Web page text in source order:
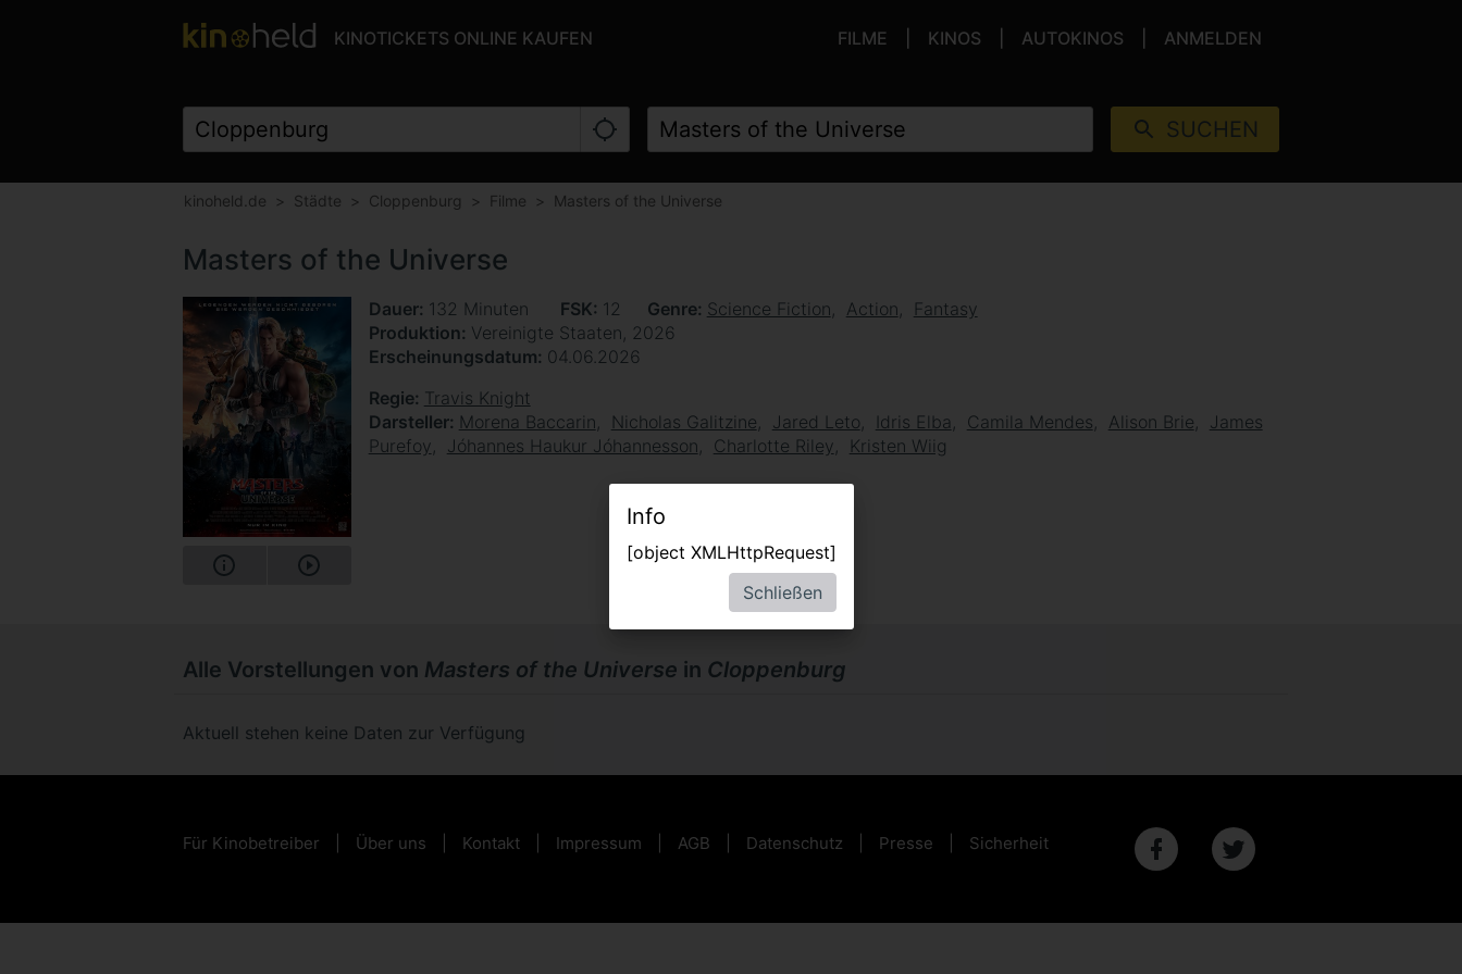
KINOTICKETS ONLINE KAUFEN FILME KINOS AUTOKINOS ANMELDEN
SUCHEN
kinoheld.de Städte Cloppenburg Filme Masters of the Universe
Masters of the Universe
Dauer 132 Minuten FSK 12 Genre Science Fiction Action
Fantasy
Produktion Vereinigte Staaten, 2026
Erscheinungsdatum 04.06.2026
Regie Travis Knight
Darsteller Morena Baccarin Nicholas Galitzine Jared Leto Idris Elba Camila Mendes Alison Brie
James
Purefoy
Jóhannes Haukur Jóhannesson Charlotte Riley Kristen Wiig
Alle Vorstellungen von Masters of the Universe in Cloppenburg
Aktuell stehen keine Daten zur Verfügung
Für Kinobetreiber Über uns Kontakt Impressum AGB Datenschutz Presse Sicherheit
Info
[object XMLHttpRequest]
Schließen